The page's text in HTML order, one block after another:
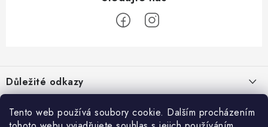
Tento web používá soubory cookie. Dalším procházením
p
a
Důležité odkazy
Možná by tě zajímalo